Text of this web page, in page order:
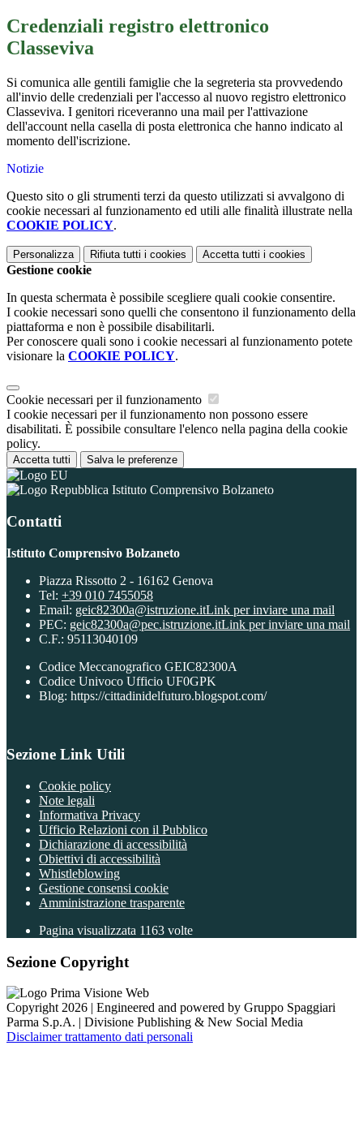
Credenziali registro elettronico
Classeviva
Si comunica alle gentili famiglie che la segreteria sta provvedendo
all'invio delle credenziali per l'accesso al nuovo registro elettronico
Classeviva. I genitori riceveranno una mail per l'attivazione
dell'account nella casella di posta elettronica che hanno indicato al
momento dell'iscrizione.
Notizie
Questo sito o gli strumenti terzi da questo utilizzati si avvalgono di
cookie necessari al funzionamento ed utili alle finalità illustrate nella
COOKIE POLICY.
Personalizza Rifiuta tutti i cookies Accetta tutti i cookies
Gestione cookie
In questa schermata è possibile scegliere quali cookie consentire.
I cookie necessari sono quelli che consentono il funzionamento della
piattaforma e non è possibile disabilitarli.
Per conoscere quali sono i cookie necessari al funzionamento potete
visionare la COOKIE POLICY.
Cookie necessari per il funzionamento
I cookie necessari per il funzionamento non possono essere
disabilitati. È possibile consultare l'elenco nella pagina della cookie
policy.
Accetta tutti Salva le preferenze
Istituto Comprensivo Bolzaneto
Contatti
Istituto Comprensivo Bolzaneto
Piazza Rissotto 2 - 16162 Genova
Tel: +39 010 7455058
Email: geic82300a@istruzione.itLink per inviare una mail
PEC: geic82300a@pec.istruzione.itLink per inviare una mail
C.F.: 95113040109
Codice Meccanografico GEIC82300A
Codice Univoco Ufficio UF0GPK
Blog: https://cittadinidelfuturo.blogspot.com/
Sezione Link Utili
Cookie policy
Note legali
Informativa Privacy
Ufficio Relazioni con il Pubblico
Dichiarazione di accessibilità
Obiettivi di accessibilità
Whistleblowing
Gestione consensi cookie
Amministrazione trasparente
Pagina visualizzata 1163 volte
Sezione Copyright
Copyright 2026 | Engineered and powered by Gruppo Spaggiari
Parma S.p.A. | Divisione Publishing & New Social Media
Disclaimer trattamento dati personali